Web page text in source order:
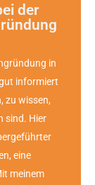
der
in
informiert
zu wissen,
sind. Hier
eine
meinem